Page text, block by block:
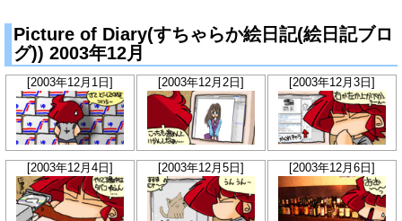
Picture of Diary(すちゃらか絵日記(絵日記ブロ
グ)) 2003年12月
[2003年12月1日] [2003年12月2日] [2003年12月3日]
[2003年12月4日] [2003年12月5日] [2003年12月6日]